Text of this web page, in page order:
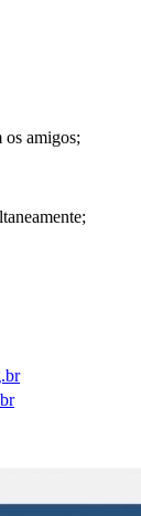
os amigos;